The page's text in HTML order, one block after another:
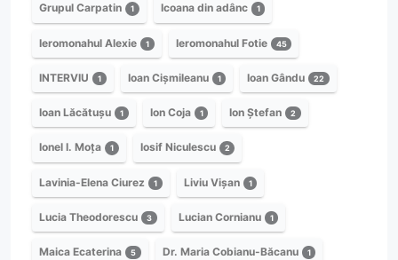
Grupul Carpatin 1 Icoana din adânc 1
Ieromonahul Alexie 1 Ieromonahul Fotie 45
INTERVIU 1 Ioan Cișmileanu 1 Ioan Gându 22
Ioan Lăcătușu 1 Ion Coja 1 Ion Ștefan 2
Ionel I. Moța 1 Iosif Niculescu 2
Lavinia-Elena Ciurez 1 Liviu Vișan 1
Lucia Theodorescu 3 Lucian Cornianu 1
Maica Ecaterina 5 Dr. Maria Cobianu-Băcanu 1